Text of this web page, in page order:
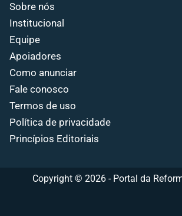
Sobre nós
Institucional
Equipe
Apoiadores
Como anunciar
Fale conosco
Termos de uso
Política de privacidade
Princípios Editoriais
Copyright © 2026 - Portal da